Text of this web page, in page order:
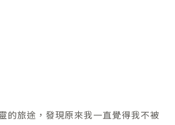
的旅途，發現原來我一直覺得我不被